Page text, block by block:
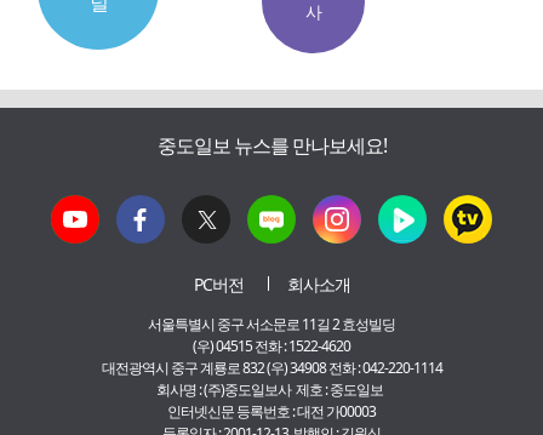
사
중도일보 뉴스를 만나보세요!
PC버전 회사소개
서울특별시 중구 서소문로 11길 2 효성빌딩
(우) 04515 전화 : 1522-4620
대전광역시 중구 계룡로 832 (우) 34908 전화 : 042-220-1114
회사명 : (주)중도일보사 제호 : 중도일보
인터넷신문 등록번호 : 대전 가00003